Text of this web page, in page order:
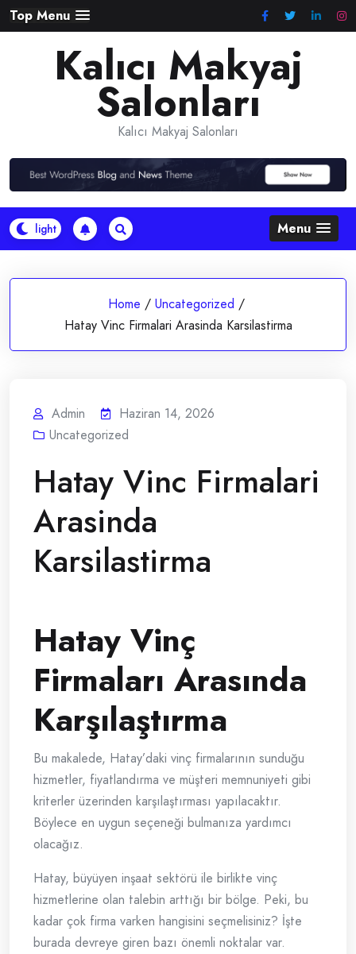
Skip
to
Top Menu
Kalıcı Makyaj
Salonları
Kalıcı Makyaj Salonları
Menu
Home / Uncategorized /
Hatay Vinc Firmalari Arasinda Karsilastirma
Admin
Haziran 14, 2026
Uncategorized
Hatay Vinc Firmalari
Arasinda
Karsilastirma
Hatay Vinç
Firmaları Arasında
Karşılaştırma
Bu makalede, Hatay’daki vinç firmalarının sunduğu
hizmetler, fiyatlandırma ve müşteri memnuniyeti gibi
kriterler üzerinden karşılaştırması yapılacaktır.
Böylece en uygun seçeneği bulmanıza yardımcı
olacağız.
Hatay, büyüyen inşaat sektörü ile birlikte vinç
hizmetlerine olan talebin arttığı bir bölge. Peki, bu
kadar çok firma varken hangisini seçmelisiniz? İşte
burada devreye giren bazı önemli noktalar var.